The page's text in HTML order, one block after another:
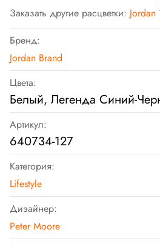
Заказать другие расцветки:
Бренд:
Jordan Brand
Цвета:
Белый, Легенда Синий-
Артикул:
640734-127
Категория:
Lifestyle
Дизайнер:
Peter Moore